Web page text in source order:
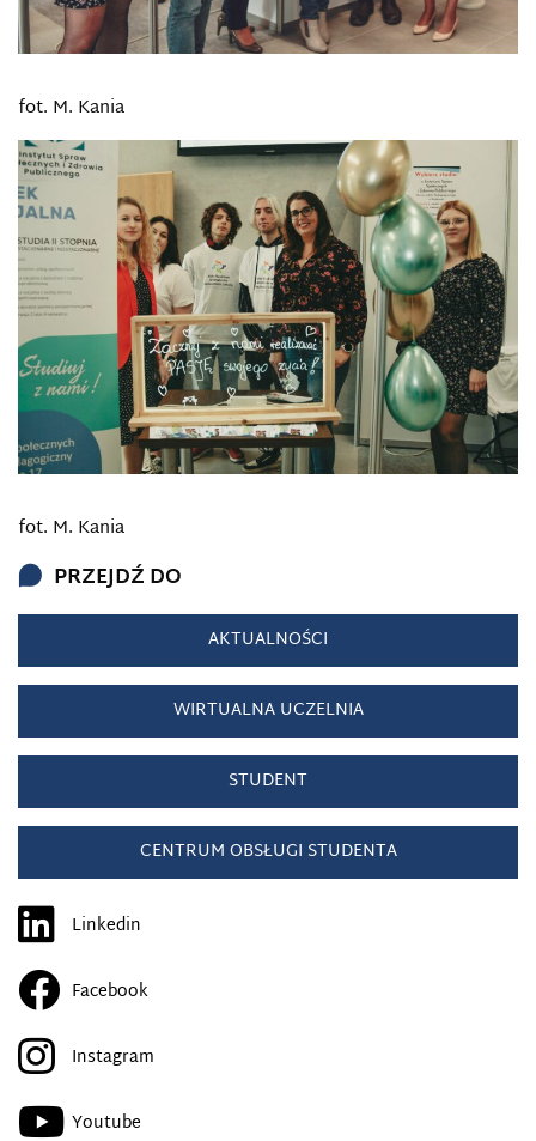
fot. M. Kania
fot. M. Kania
PRZEJDŹ DO
AKTUALNOŚCI
WIRTUALNA UCZELNIA
STUDENT
CENTRUM OBSŁUGI STUDENTA
Linkedin
Facebook
Instagram
Youtube